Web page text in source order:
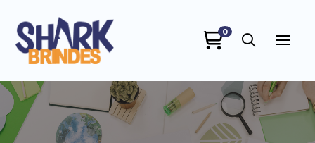
0
SHARK BRINDES
online